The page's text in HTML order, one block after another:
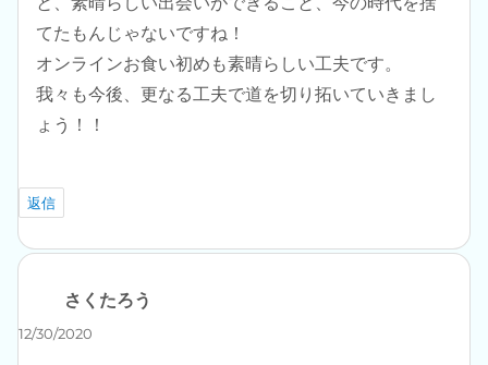
てたもんじゃないですね！
オンラインお食い初めも素晴らしい工夫です。
我々も今後、更なる工夫で道を切り拓いていきまし
ょう！！
返信
さくたろう
12/30/2020